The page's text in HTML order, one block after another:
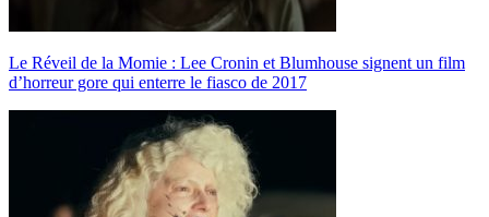
Le Réveil de la Momie : Lee Cronin et Blumhouse signent un film
d’horreur gore qui enterre le fiasco de 2017